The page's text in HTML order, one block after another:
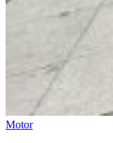
Motor